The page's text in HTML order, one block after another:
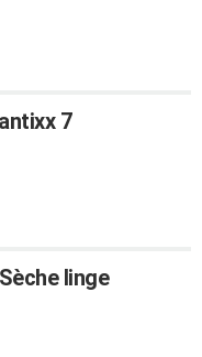
7
linge